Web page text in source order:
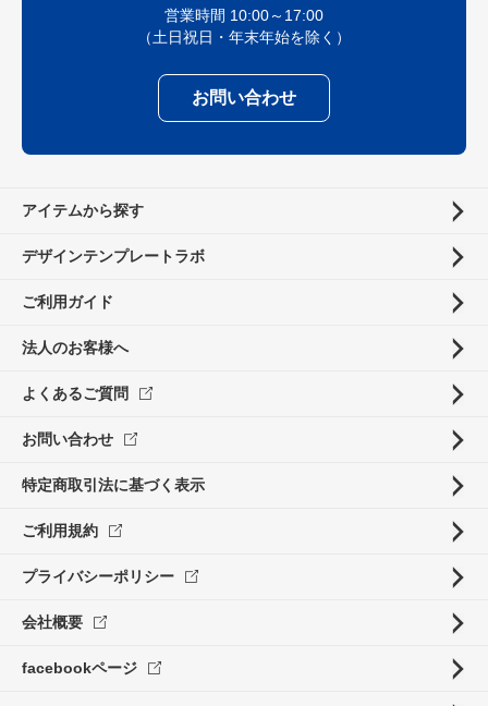
営業時間 10:00～17:00
（土日祝日・年末年始を除く）
お問い合わせ
アイテムから探す
デザインテンプレートラボ
ご利用ガイド
法人のお客様へ
よくあるご質問
お問い合わせ
特定商取引法に基づく表示
ご利用規約
プライバシーポリシー
会社概要
facebookページ